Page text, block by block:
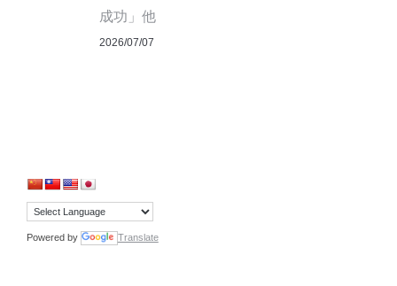
成功」他
2026/07/07
Powered by Translate